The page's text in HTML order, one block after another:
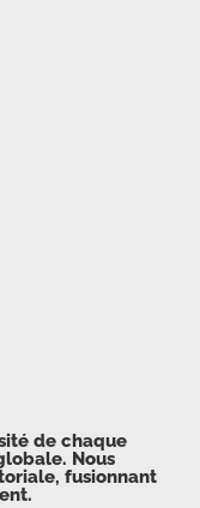
de chaque
Nous
fusionnant